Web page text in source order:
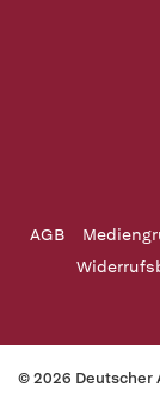
AGB
© 2026 Deutscher